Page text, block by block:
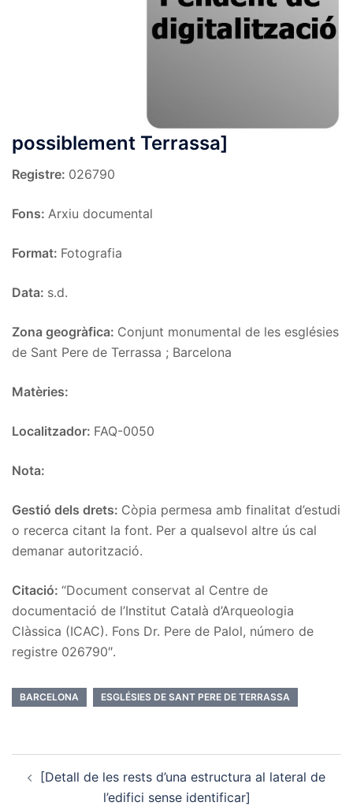
possiblement Terrassa]
Registre: 026790
Fons: Arxiu documental
Format: Fotografia
Data: s.d.
Zona geogràfica: Conjunt monumental de les esglésies
de Sant Pere de Terrassa ; Barcelona
Matèries:
Localitzador: FAQ-0050
Nota:
Gestió dels drets: Còpia permesa amb finalitat d’estudi
o recerca citant la font. Per a qualsevol altre ús cal
demanar autorització.
Citació: “Document conservat al Centre de
documentació de l’Institut Català d’Arqueologia
Clàssica (ICAC). Fons Dr. Pere de Palol, número de
registre 026790″.
BARCELONA ESGLÉSIES DE SANT PERE DE TERRASSA
navigation
[Detall de les rests d’una estructura al lateral de
l’edifici sense identificar]